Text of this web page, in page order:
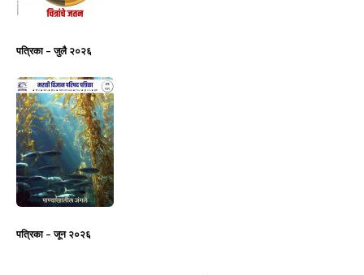
पत्रिका – जुलै २०२६
पत्रिका – जून २०२६